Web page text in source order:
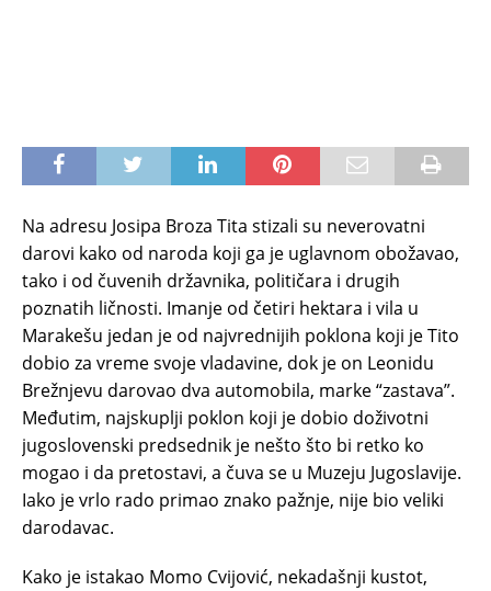
Na adresu Josipa Broza Tita stizali su neverovatni
darovi kako od naroda koji ga je uglavnom obožavao,
tako i od čuvenih državnika, političara i drugih
poznatih ličnosti. Imanje od četiri hektara i vila u
Marakešu jedan je od najvrednijih poklona koji je Tito
dobio za vreme svoje vladavine, dok je on Leonidu
Brežnjevu darovao dva automobila, marke “zastava”.
Međutim, najskuplji poklon koji je dobio doživotni
jugoslovenski predsednik je nešto što bi retko ko
mogao i da pretostavi, a čuva se u Muzeju Jugoslavije.
Iako je vrlo rado primao znako pažnje, nije bio veliki
darodavac.
Kako je istakao Momo Cvijović, nekadašnji kustot,